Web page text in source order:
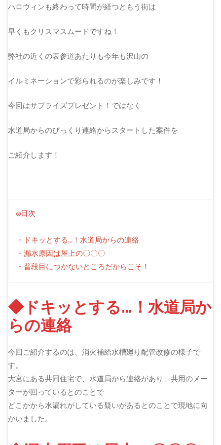
ハロウィンも終わって時間が経つともう街は
早くもクリスマスムードですね！
弊社の近くの表参道あたりも今年も沢山の
イルミネーションで彩られるのが楽しみです！
今回はサプライズプレゼント！ではなく
水道局からのびっくり連絡からスタートした案件を
ご紹介します！
◎目次
・ドキッとする…！水道局からの連絡
・漏水原因は屋上の〇〇〇
・普段目につかないところだからこそ！
◆ドキッとする…！水道局か
らの連絡
今回ご紹介するのは、消火補給水槽廻り配管改修の様子で
す。
大宮にある共同住宅で、水道局から連絡があり、共用のメー
ターが回っているとのことで
どこかから水漏れがしている疑いがあるとのことで現地に向
かいました。